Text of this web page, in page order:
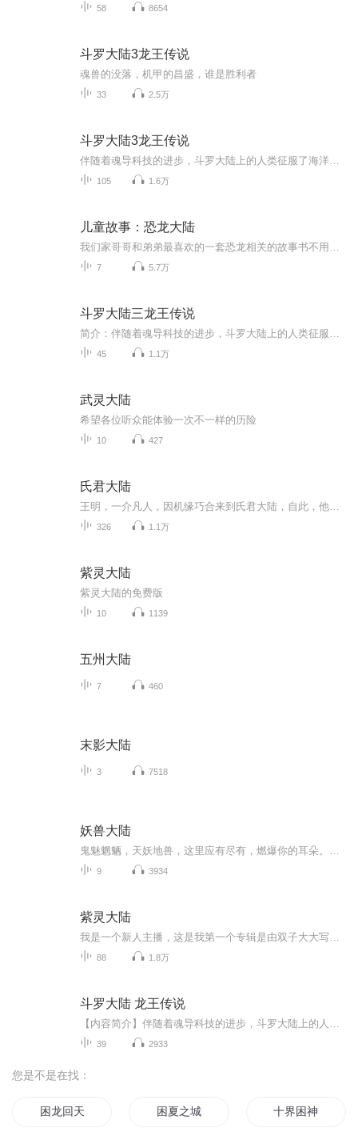
58 8654
斗罗大陆3龙王传说
魂兽的没落，机甲的昌盛，谁是胜利者
33 2.5万
斗罗大陆3龙王传说
105 1.6万
儿童故事：恐龙大陆
7 5.7万
斗罗大陆三龙王传说
45 1.1万
武灵大陆
希望各位听众能体验一次不一样的历险
10 427
氏君大陆
326 1.1万
紫灵大陆
紫灵大陆的免费版
10 1139
五州大陆
7 460
末影大陆
3 7518
妖兽大陆
9 3934
紫灵大陆
88 1.8万
斗罗大陆 龙王传说
39 2933
您是不是在找：
困龙回天 困夏之城 十界困神